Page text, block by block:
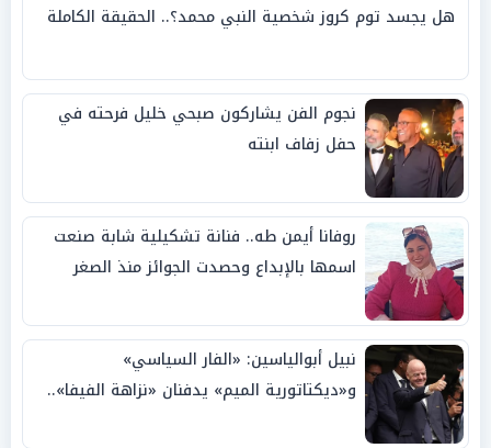
هل يجسد توم كروز شخصية النبي محمد؟.. الحقيقة الكاملة
نجوم الفن يشاركون صبحي خليل فرحته في
حفل زفاف ابنته
روفانا أيمن طه.. فنانة تشكيلية شابة صنعت
اسمها بالإبداع وحصدت الجوائز منذ الصغر
نبيل أبوالياسين: «الفار السياسي»
و«ديكتاتورية الميم» يدفنان «نزاهة الفيفا»..